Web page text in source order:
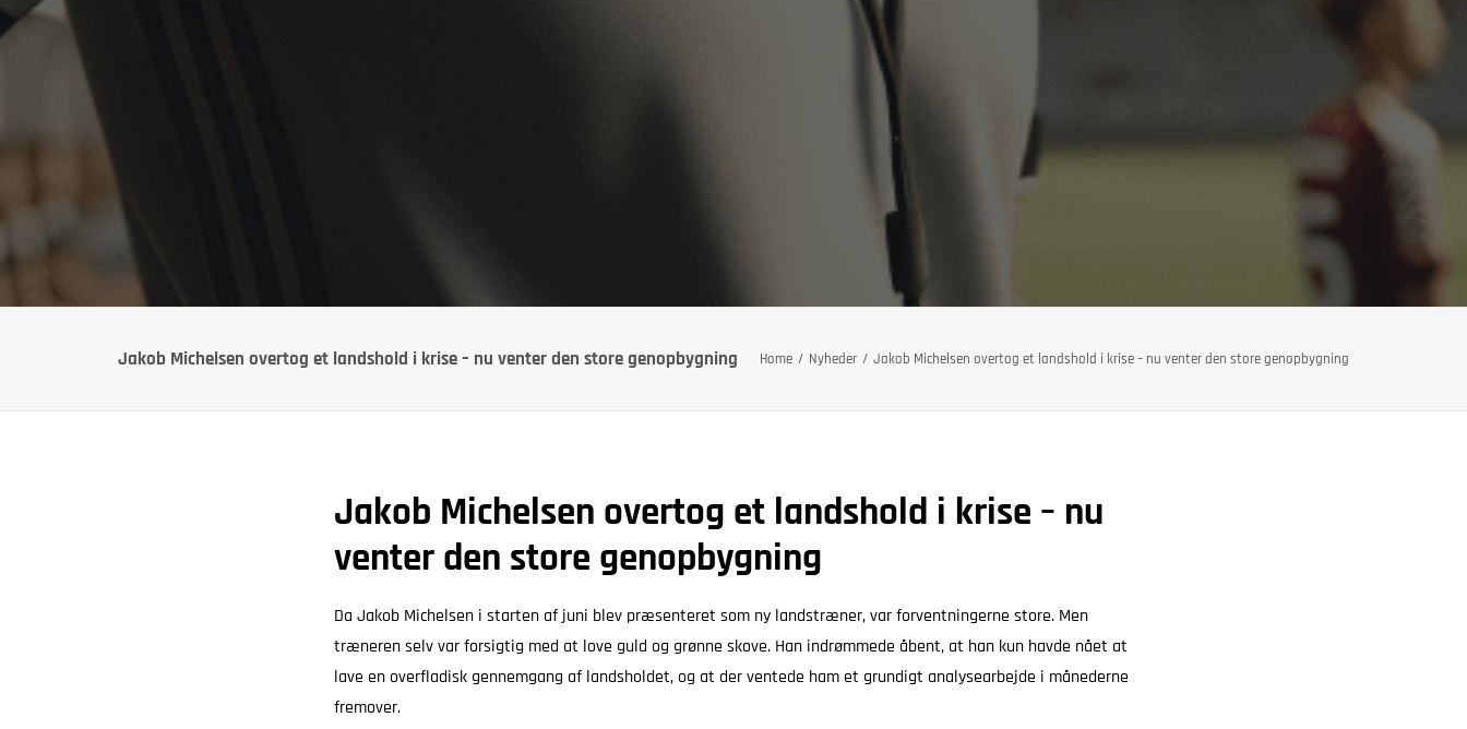
Jakob Michelsen overtog et landshold i krise – nu venter den store genopbygning Home Nyheder Jakob Michelsen overtog et landshold i krise – nu venter den store genopbygning
Jakob Michelsen overtog et landshold i krise – nu
venter den store genopbygning
Da Jakob Michelsen i starten af juni blev præsenteret som ny landstræner, var forventningerne store. Men
træneren selv var forsigtig med at love guld og grønne skove. Han indrømmede åbent, at han kun havde nået at
lave en overfladisk gennemgang af landsholdet, og at der ventede ham et grundigt analysearbejde i månederne
fremover.